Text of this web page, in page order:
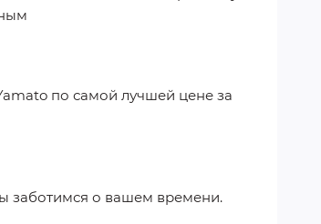
по самой лучшей цене за
заботимся о вашем времени.